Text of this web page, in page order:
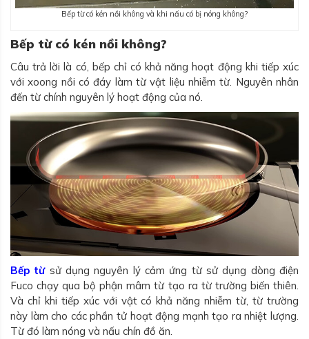
Bếp từ có kén nồi không và khi nấu có bị nóng không?
Bếp từ có kén nồi không?
Câu trả lời là có, bếp chỉ có khả năng hoạt động khi tiếp xúc
với xoong nồi có đáy làm từ vật liệu nhiễm từ. Nguyên nhân
đến từ chính nguyên lý hoạt động của nó.
Bếp từsử dụng nguyên lý cảm ứng từ sử dụng dòng điện
Fuco chạy qua bộ phận mâm từ tạo ra từ trường biến thiên.
Và chỉ khi tiếp xúc với vật có khả năng nhiễm từ, từ trường
này làm cho các phần tử hoạt động mạnh tạo ra nhiệt lượng.
Từ đó làm nóng và nấu chín đồ ăn.